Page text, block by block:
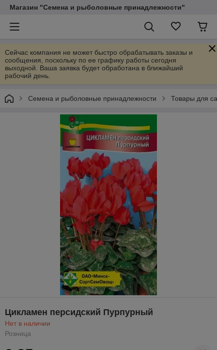
Магазин "Семена и рыболовные принадлежности"
Сейчас компания не может быстро обрабатывать заказы и
сообщения, поскольку по ее графику работы сегодня
выходной. Ваша заявка будет обработана в ближайший
рабочий день.
Семена и рыболовные принадлежности Товары для
Цикламен персидский Пурпурный
Нет в наличии
Розница